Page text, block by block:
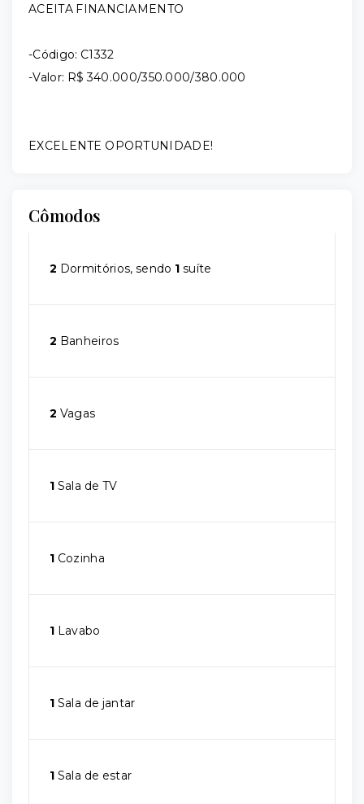
ACEITA FINANCIAMENTO
-Código: C1332
-Valor: R$ 340.000/350.000/380.000
EXCELENTE OPORTUNIDADE!
Cômodos
2 Dormitórios, sendo 1 suíte
2 Banheiros
2 Vagas
1 Sala de TV
1 Cozinha
1 Lavabo
1 Sala de jantar
1 Sala de estar